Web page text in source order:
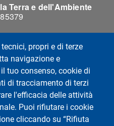
propri e di terze
navigazione e
tuo consenso, cookie di
di tracciamento di terzi
l'efficacia delle attività
Puoi rifiutare i cookie
cliccando su “Rifiuta
Terra e dell'Ambiente